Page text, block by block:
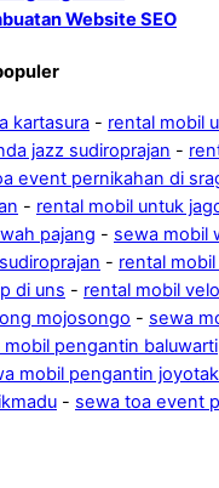
Website SEO
kartasura - rental mobil
jazz sudiroprajan -
event pernikahan di
- rental mobil untuk
pajang - sewa mobil
- rental
di uns - rental mobil
mojosongo - sewa
mobil pengantin baluwarti
mobil pengantin
- sewa toa event